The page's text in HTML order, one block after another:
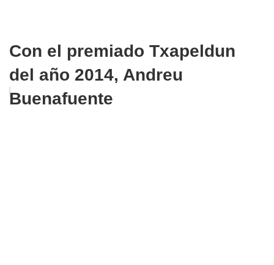
Con el premiado Txapeldun
del año 2014, Andreu
Buenafuente